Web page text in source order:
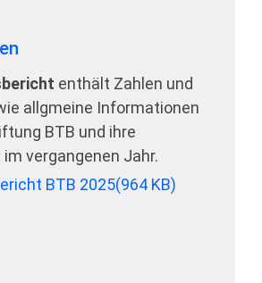
enthält Zahlen und
allgmeine Informationen
BTB und ihre
vergangenen Jahr.
BTB 2025(964 KB)